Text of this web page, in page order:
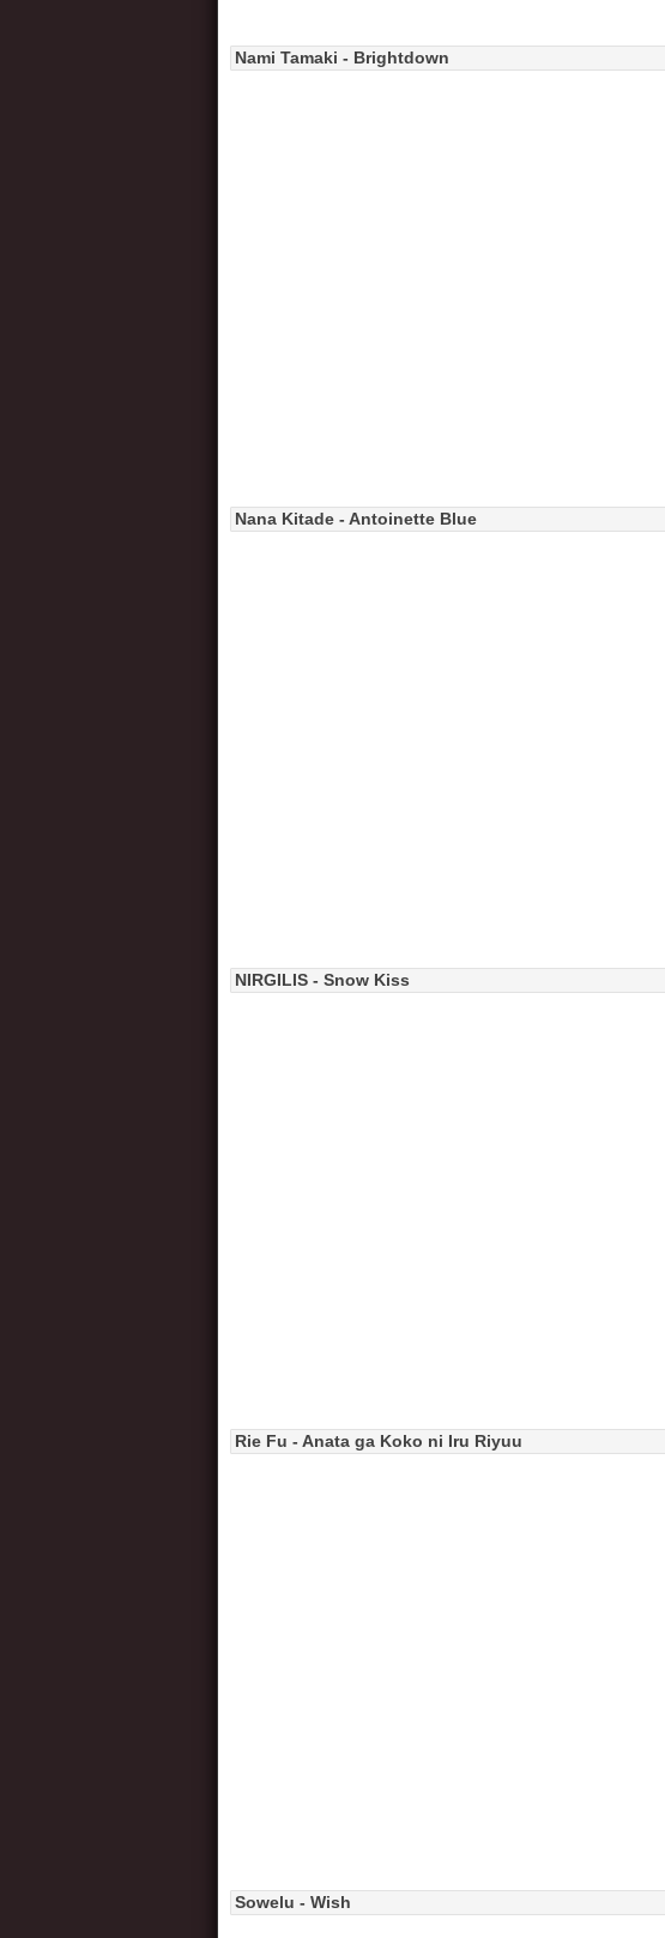
Nami Tamaki - Brightdown
Nana Kitade - Antoinette Blue
NIRGILIS - Snow Kiss
Rie Fu - Anata ga Koko ni Iru Riyuu
Sowelu - Wish